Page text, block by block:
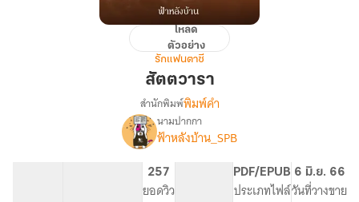
โหลด
ตัวอย่าง
รักแฟนตาซี
สัตตวารา
เรื่อง
สัต
สำนักพิมพ์พิมพ์คำ
นามปากกา
ฟ้าหลังบ้าน_SPB
257
ยอดวิว
PDF/EPUB
ประเภทไฟล์
6 มิ.ย. 66
วันที่วางขาย